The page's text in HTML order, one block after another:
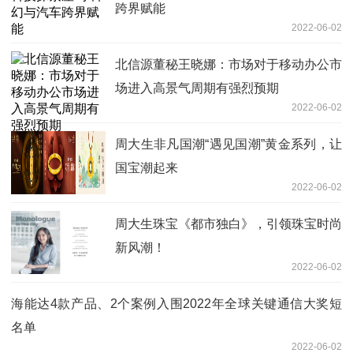
跨界赋能
2022-06-02
北信源董秘王晓娜：市场对于移动办公市
场进入高景气周期有强烈预期
2022-06-02
周大生非凡国潮“遇见国潮”黄金系列，让
国宝潮起来
2022-06-02
周大生珠宝《都市独白》，引领珠宝时尚
新风潮！
2022-06-02
海能达4款产品、2个案例入围2022年全球关键通信大奖短
名单
2022-06-02